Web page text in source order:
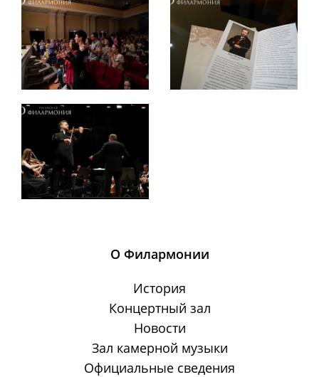
О Филармонии
История
Концертный зал
Новости
Зал камерной музыки
Официальные сведения